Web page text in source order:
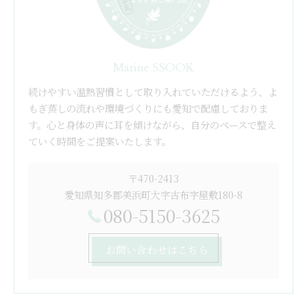
Marine SSOOK
続けやすい温熱習慣として取り入れていただけるよう、よ
もぎ蒸しの流れや環境づくりにも愛知で配慮しておりま
す。心と身体の声に耳を傾けながら、自分のペースで整え
ていく時間をご提案いたします。
〒470-2413
愛知県知多郡美浜町大字古布字屋敷180-8
080-5150-3625
お問い合わせはこちら